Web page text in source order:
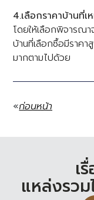
4.เลือกราคาบ้านที่เ
โดยให้เลือกพิจารณ
บ้านที่เลือกซื้อมีราคา
มากตามไปด้วย
ก่อนหน้า
เ
แหล่งรว